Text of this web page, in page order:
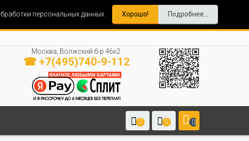
персональных данных. Хорошо! Подробнее...
Москва, Волжский б-р 46к2
☎ +7(495)740-9-112
0 0 0